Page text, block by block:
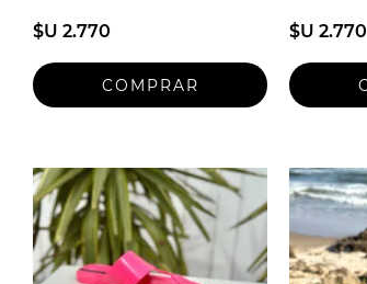
$U 2.770 $U 2.770